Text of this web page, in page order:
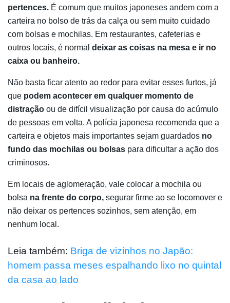
pertences. É comum que muitos japoneses andem com a
carteira no bolso de trás da calça ou sem muito cuidado
com bolsas e mochilas. Em restaurantes, cafeterias e
outros locais, é normal deixar as coisas na mesa e ir no
caixa ou banheiro.
Não basta ficar atento ao redor para evitar esses furtos, já
que podem acontecer em qualquer momento de
distração ou de difícil visualização por causa do acúmulo
de pessoas em volta. A polícia japonesa recomenda que a
carteira e objetos mais importantes sejam guardados no
fundo das mochilas ou bolsas para dificultar a ação dos
criminosos.
Em locais de aglomeração, vale colocar a mochila ou
bolsa na frente do corpo, segurar firme ao se locomover e
não deixar os pertences sozinhos, sem atenção, em
nenhum local.
Leia também: Briga de vizinhos no Japão:
homem passa meses espalhando lixo no quintal
da casa ao lado